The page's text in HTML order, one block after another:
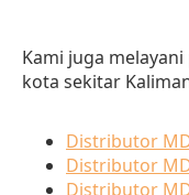
Kami juga
kota sekitar
Distributor
Distributor
Distributor